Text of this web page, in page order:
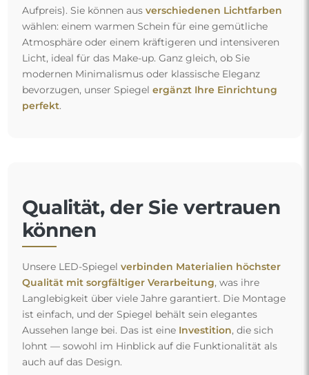
Aufpreis). Sie können aus verschiedenen Lichtfarben
wählen: einem warmen Schein für eine gemütliche
Atmosphäre oder einem kräftigeren und intensiveren
Licht, ideal für das Make-up. Ganz gleich, ob Sie
modernen Minimalismus oder klassische Eleganz
bevorzugen, unser Spiegel ergänzt Ihre Einrichtung
perfekt.
Qualität, der Sie vertrauen
können
Unsere LED-Spiegel verbinden Materialien höchster
Qualität mit sorgfältiger Verarbeitung, was ihre
Langlebigkeit über viele Jahre garantiert. Die Montage
ist einfach, und der Spiegel behält sein elegantes
Aussehen lange bei. Das ist eine Investition, die sich
lohnt — sowohl im Hinblick auf die Funktionalität als
auch auf das Design.